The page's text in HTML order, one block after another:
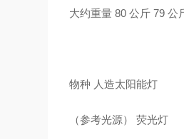
大约重量 80 公斤 79 公
物种 人造太阳能灯
（参考光源） 荧光灯